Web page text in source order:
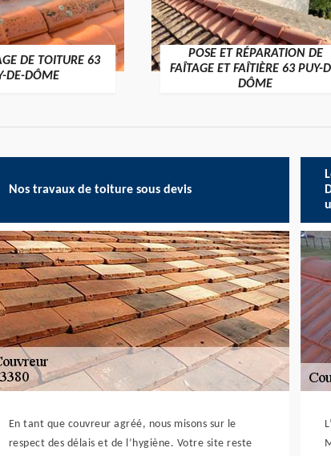
DE TOITURE 63
DE-DÔME
POSE ET RÉPARATION DE
FAÎTAGE ET FAÎTIÈRE 63 PUY-
DÔME
Nos travaux de toiture sous devis
En tant que couvreur agréé, nous misons sur le
respect des délais et de l’hygiène. Votre site reste